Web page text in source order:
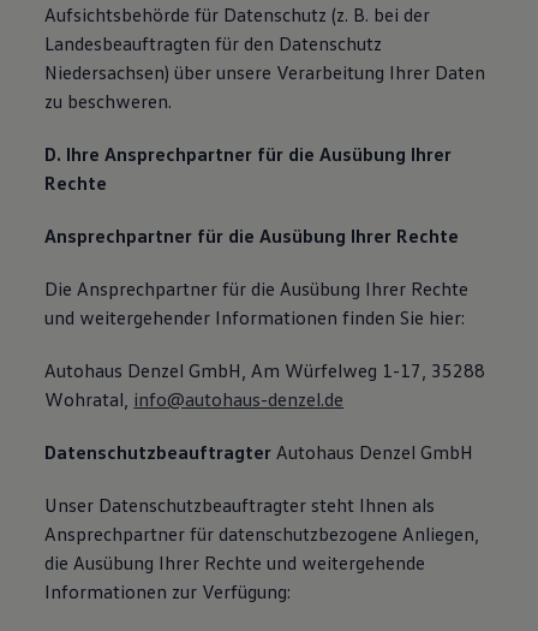
Aufsichtsbehörde für Datenschutz (z. B. bei der
Landesbeauftragten für den Datenschutz
Niedersachsen) über unsere Verarbeitung Ihrer Daten
zu beschweren.
D. Ihre Ansprechpartner für die Ausübung Ihrer
Rechte
Ansprechpartner für die Ausübung Ihrer Rechte
Die Ansprechpartner für die Ausübung Ihrer Rechte
und weitergehender Informationen finden Sie hier:
Autohaus Denzel GmbH, Am Würfelweg 1-17, 35288
Wohratal, info@autohaus-denzel.de
Datenschutzbeauftragter Autohaus Denzel GmbH
Unser Datenschutzbeauftragter steht Ihnen als
Ansprechpartner für datenschutzbezogene Anliegen,
die Ausübung Ihrer Rechte und weitergehende
Informationen zur Verfügung: